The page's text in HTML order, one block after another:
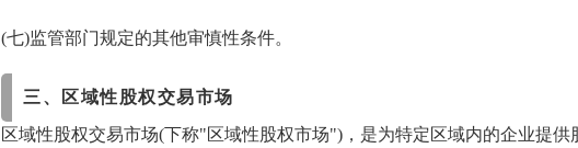
(七)监管部门规定的其他审慎性条件。
三、区域性股权交易市场
区域性股权交易市场(下称"区域性股权市场")，是为特定区域内的企业提